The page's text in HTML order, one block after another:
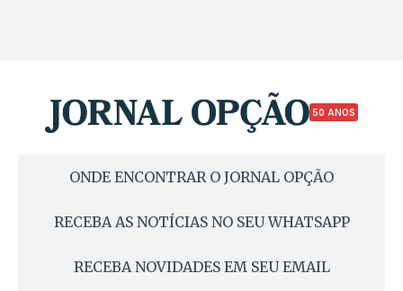
50 ANOS
ONDE ENCONTRAR O JORNAL OPÇÃO
RECEBA AS NOTÍCIAS NO SEU WHATSAPP
RECEBA NOVIDADES EM SEU EMAIL